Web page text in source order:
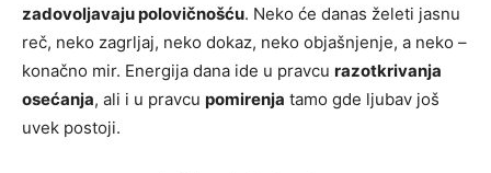
zadovoljavaju polovičnošću. Neko će danas želeti jasnu
reč, neko zagrljaj, neko dokaz, neko objašnjenje, a neko –
konačno mir. Energija dana ide u pravcu razotkrivanja
osećanja, ali i u pravcu pomirenja tamo gde ljubav još
uvek postoji.